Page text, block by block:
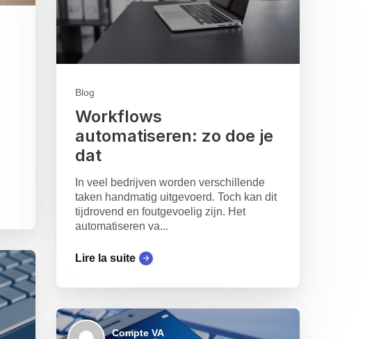
Blog
Workflows
automatiseren: zo doe je
dat
In veel bedrijven worden verschillende
taken handmatig uitgevoerd. Toch kan dit
tijdrovend en foutgevoelig zijn. Het
automatiseren va...
Lire la suite
Compte VA